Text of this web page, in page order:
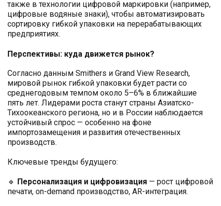
также в технологии цифровой маркировки (например,
цифровые водяные знаки), чтобы автоматизировать
сортировку гибкой упаковки на перерабатывающих
предприятиях.
Перспективы: куда движется рынок?
Согласно данным Smithers и Grand View Research,
мировой рынок гибкой упаковки будет расти со
среднегодовым темпом около 5–6% в ближайшие
пять лет. Лидерами роста станут страны Азиатско-
Тихоокеанского региона, но и в России наблюдается
устойчивый спрос — особенно на фоне
импортозамещения и развития отечественных
производств.
Ключевые тренды будущего:
🔹 Персонализация и цифровизация — рост цифровой
печати, on-demand производство, AR-интеграция.